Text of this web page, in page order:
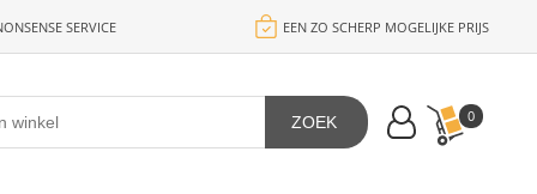
SERVICE EEN ZO SCHERP MOGELIJKE PRIJS
0
ZOEK